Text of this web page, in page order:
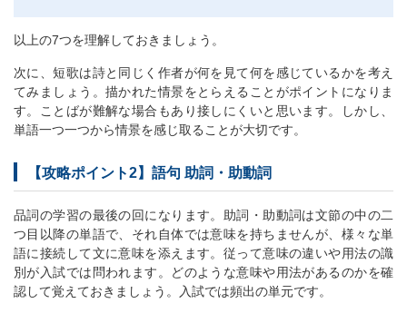
以上の7つを理解しておきましょう。
次に、短歌は詩と同じく作者が何を見て何を感じているかを考え
てみましょう。描かれた情景をとらえることがポイントになりま
す。ことばが難解な場合もあり接しにくいと思います。しかし、
単語一つ一つから情景を感じ取ることが大切です。
【攻略ポイント2】語句 助詞・助動詞
品詞の学習の最後の回になります。助詞・助動詞は文節の中の二
つ目以降の単語で、それ自体では意味を持ちませんが、様々な単
語に接続して文に意味を添えます。従って意味の違いや用法の識
別が入試では問われます。どのような意味や用法があるのかを確
認して覚えておきましょう。入試では頻出の単元です。